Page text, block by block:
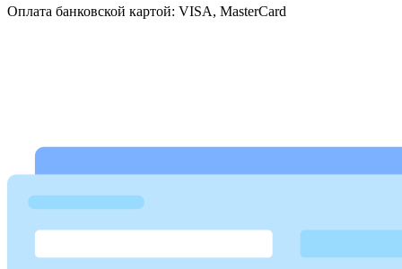
Оплата банковской картой: VISA, MasterCard